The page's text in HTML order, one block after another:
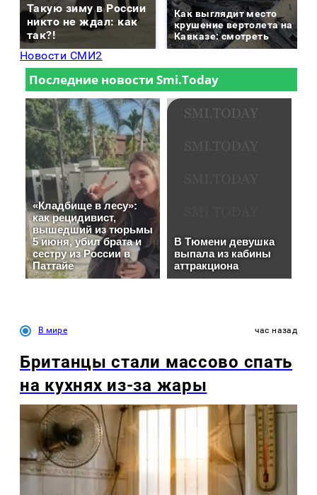
Такую зиму в России
никто не ждал: как
так?!
Как выглядит место
крушение вертолета на
Кавказе: смотреть
Новости СМИ2
В мире час назад
Британцы стали массово спать
на кухнях из-за жары